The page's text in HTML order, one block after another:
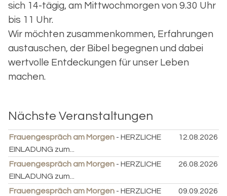
sich 14-tägig, am Mittwochmorgen von 9.30 Uhr
bis 11 Uhr.
Wir möchten zusammenkommen, Erfahrungen
austauschen, der Bibel begegnen und dabei
wertvolle Entdeckungen für unser Leben
machen.
Nächste Veranstaltungen
12.08.2026
Frauengespräch am Morgen - HERZLICHE
EINLADUNG zum...
26.08.2026
Frauengespräch am Morgen - HERZLICHE
EINLADUNG zum...
09.09.2026
Frauengespräch am Morgen - HERZLICHE